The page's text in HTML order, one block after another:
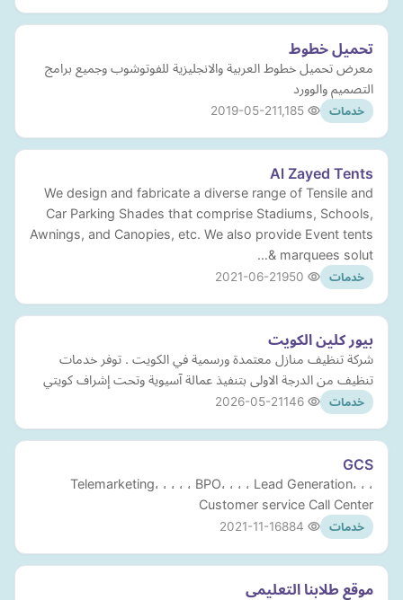
تحميل خطوط
معرض تحميل خطوط العربية والانجليزية للفوتوشوب وجميع برامج
التصميم والوورد
خدمات 2019-05-21
Al Zayed Tents
We design and fabricate a diverse range of Tensile and
Car Parking Shades that comprise Stadiums, Schools,
Awnings, and Canopies, etc. We also provide Event tents
& marquees solut…
خدمات 2021-06-21
بيور كلين الكويت
شركة تنظيف منازل معتمدة ورسمية في الكويت . توفر خدمات
تنظيف من الدرجة الاولى بتنفيذ عمالة آسيوية وتحت إشراف كويتي
خدمات 2026-05-21
GCS
Telemarketing، ، ، ، ، BPO، ، ، ، Lead Generation، ، ،
Customer service Call Center
خدمات 2021-11-16
موقع طلابنا التعليمي